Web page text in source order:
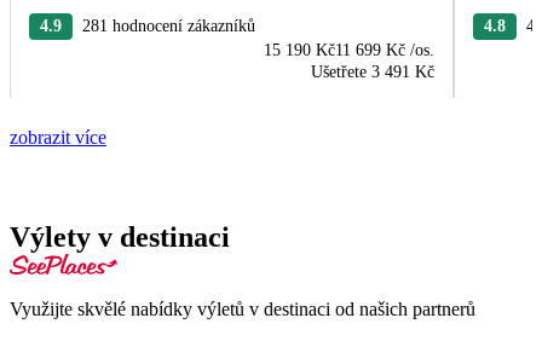
4.9
281 hodnocení zákazníků
15 190 Kč11 699 Kč /os.
Ušetřete 3 491 Kč
4.8
zobrazit více
Výlety v destinaci
Využijte skvělé nabídky výletů v destinaci od našich partnerů